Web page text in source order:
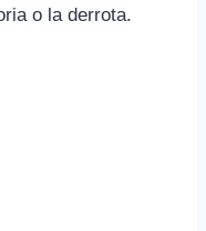
o la derrota.